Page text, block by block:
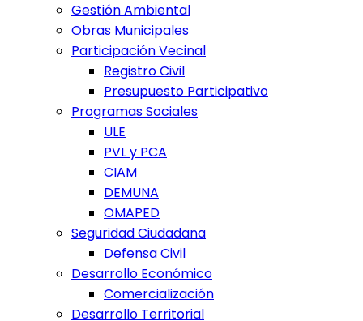
Gestión Ambiental
Obras Municipales
Participación Vecinal
Registro Civil
Presupuesto Participativo
Programas Sociales
ULE
PVL y PCA
CIAM
DEMUNA
OMAPED
Seguridad Ciudadana
Defensa Civil
Desarrollo Económico
Comercialización
Desarrollo Territorial